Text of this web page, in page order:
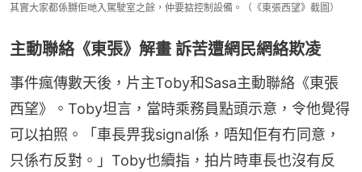
其實大家都係嬲佢哋入駕駛室之餘，仲要掂控制設備。（《東張西望》截圖）
主動聯絡《東張》解畫 訴苦遭網民網絡欺凌
事件瘋傳數天後，片主Toby和Sasa主動聯絡《東張
西望》。Toby坦言，當時乘務員點頭示意，令他覺得
可以拍照。「車長畀我signal係，唔知佢有冇同意，
只係冇反對。」Toby也續指，拍片時車長也沒有反